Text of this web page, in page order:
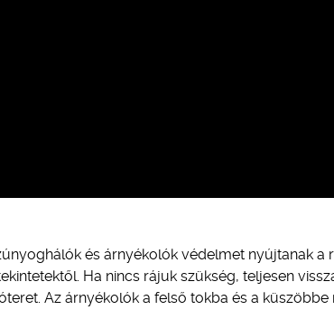
és árnyékolók védelmet nyújtanak a
Ha nincs rájuk szükség, teljesen
Az árnyékolók a felső tokba és a küszöbbe